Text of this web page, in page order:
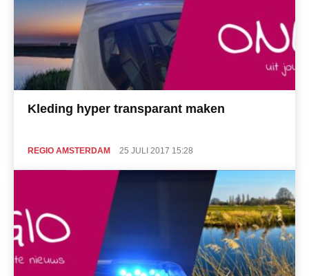
Kleding hyper transparant maken
REGIO AMSTERDAM 25 JULI 2017 15:28